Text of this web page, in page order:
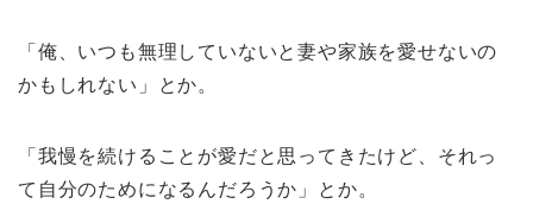
「俺、いつも無理していないと妻や家族を愛せないの
かもしれない」とか。
「我慢を続けることが愛だと思ってきたけど、それっ
て自分のためになるんだろうか」とか。